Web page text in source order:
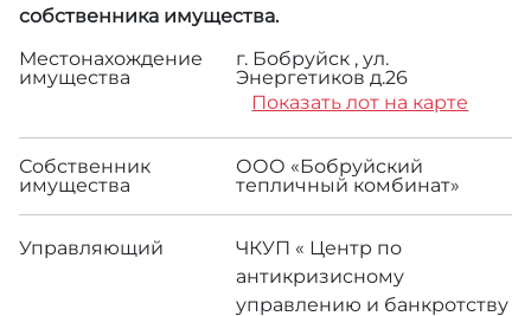
собственника имущества.
Местонахождение
имущества
г. Бобруйск , ул.
Энергетиков д.26
Показать лот на карте
Собственник
имущества
ООО «Бобруйский
тепличный комбинат»
Управляющий
ЧКУП « Центр по
антикризисному
управлению и банкротству